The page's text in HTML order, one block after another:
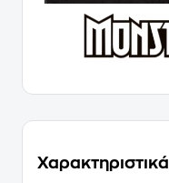
Χαρακτηριστικά